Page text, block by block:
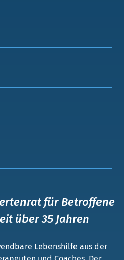
für Betroffene
über 35 Jahren
Lebenshilfe aus der